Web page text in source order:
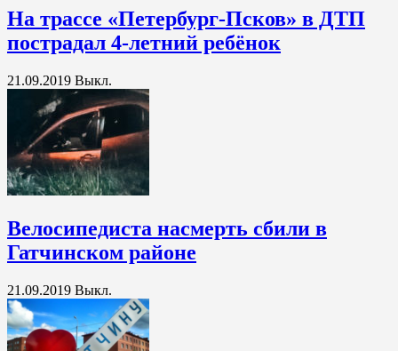
На трассе «Петербург-Псков» в ДТП
пострадал 4-летний ребёнок
21.09.2019 Выкл.
Велосипедиста насмерть сбили в
Гатчинском районе
21.09.2019 Выкл.